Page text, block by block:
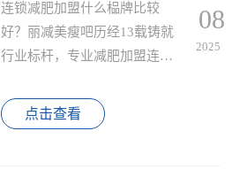
连锁减肥加盟什么榀牌比较
好？丽减美瘦吧历经13载铸就
行业标杆，专业减肥加盟连锁
创业的成败，丽减美瘦吧聚焦
于专业减肥领域，不断创新减
点击查看
08
2025